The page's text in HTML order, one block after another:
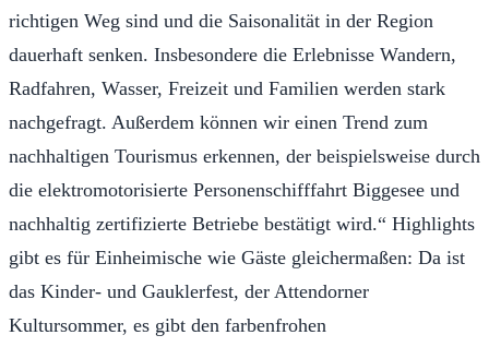
richtigen Weg sind und die Saisonalität in der Region
dauerhaft senken. Insbesondere die Erlebnisse Wandern,
Radfahren, Wasser, Freizeit und Familien werden stark
nachgefragt. Außerdem können wir einen Trend zum
nachhaltigen Tourismus erkennen, der beispielsweise durch
die elektromotorisierte Personenschifffahrt Biggesee und
nachhaltig zertifizierte Betriebe bestätigt wird.“ Highlights
gibt es für Einheimische wie Gäste gleichermaßen: Da ist
das Kinder- und Gauklerfest, der Attendorner
Kultursommer, es gibt den farbenfrohen